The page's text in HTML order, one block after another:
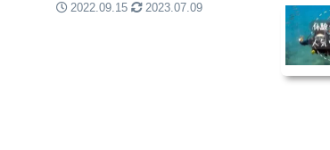
2022.09.15 2023.07.09